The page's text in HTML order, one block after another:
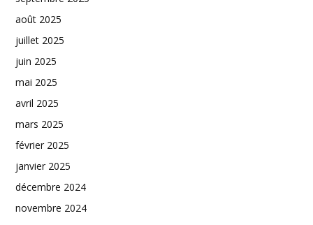
août 2025
juillet 2025
juin 2025
mai 2025
avril 2025
mars 2025
février 2025
janvier 2025
décembre 2024
novembre 2024